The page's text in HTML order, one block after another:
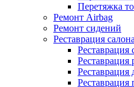
Перетяжка
Ремонт Airbag
Ремонт сидений
Реставрация
Реставрация
Реставрация
Реставрация
Реставрация